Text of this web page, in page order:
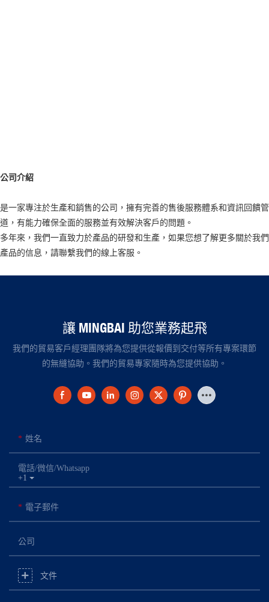
公司介紹
是一家專注於生產和銷售的公司，擁有完善的售後服務體系和資訊回饋管
道，有能力確保全面的服務並有效解決客戶的問題。
多年來，我們一直致力於產品的研發和生產，如果您想了解更多關於我們
產品的信息，請聯繫我們的線上客服。
讓 MINGBAI 助您業務起飛
我們的貿易客戶經理團隊將為您提供從報價到交付等所有專案環節
的無縫協助。我們的貿易專家隨時為您提供協助。
姓名
+1
電話/微信/Whatsapp
電子郵件
公司
文件